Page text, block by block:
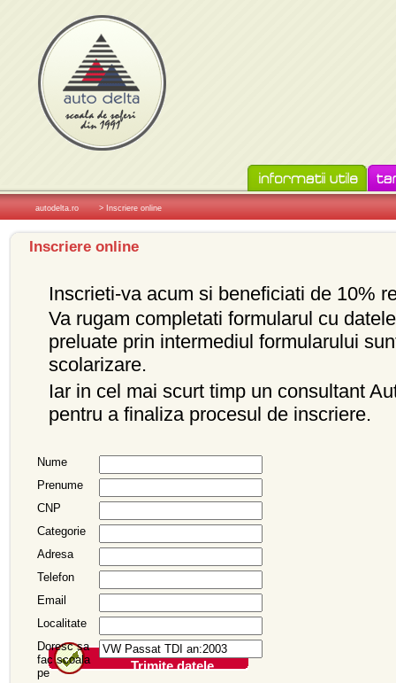
autodelta.ro > Inscriere online
Inscriere online
Inscrieti-va acum si beneficiati de 10%
Va rugam completati formularul cu
preluate prin intermediul formularului
scolarizare.
Iar in cel mai scurt timp un consultant
pentru a finaliza procesul de inscriere.
Nume
Prenume
CNP
Categorie
Adresa
Telefon
Email
Localitate
Doresc sa
fac scoala
pe
Trimite datele